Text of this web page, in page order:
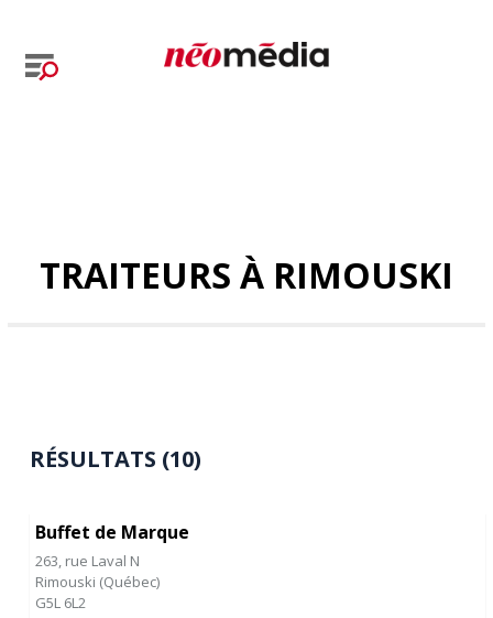
TRAITEURS À RIMOUSKI
RÉSULTATS (10)
Buffet de Marque
263, rue Laval N
Rimouski (Québec)
G5L 6L2